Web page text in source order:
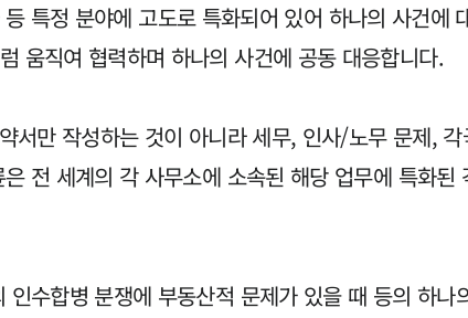
특정 분야에 고도로 특화되어 있어 하나의 사건에
움직여 협력하며 하나의 사건에 공동 대응합니다.
서만 작성하는 것이 아니라 세무, 인사/노무 문제,
전 세계의 각 사무소에 소속된 해당 업무에 특화된
수합병 분쟁에 부동산적 문제가 있을 때 등의 하나